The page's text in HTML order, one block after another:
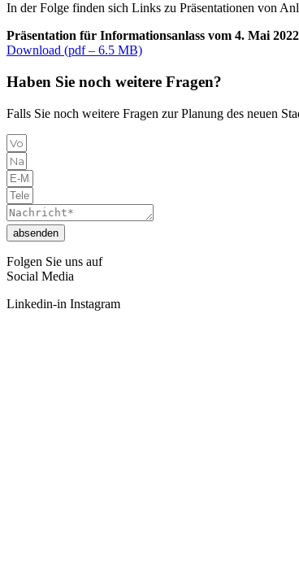
In der Folge finden sich Links zu Präsentationen von
Präsentation für Informationsanlass vom 4. Mai 2022
Download (pdf – 6.5 MB)
Haben Sie noch weitere Fragen?
Falls Sie noch weitere Fragen zur Planung des neuen
absenden
Folgen Sie uns auf
Social Media
Linkedin-in Instagram